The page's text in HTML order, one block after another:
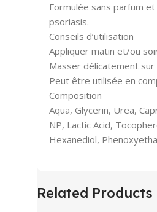
Formulée sans parfum
psoriasis.
Conseils d’utilisation
Appliquer matin et/ou
Masser délicatement
Peut être utilisée en
Composition
Aqua, Glycerin, Urea,
NP, Lactic Acid,
Hexanediol,
Related Products